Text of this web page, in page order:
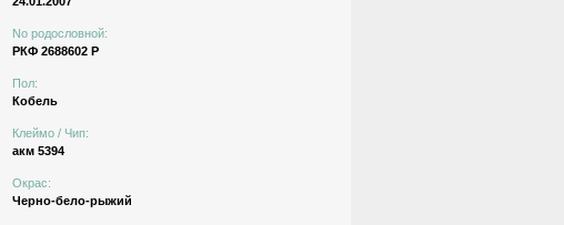
No родословной:
РКФ 2688602 Р
Пол:
Кобель
Клеймо / Чип:
акм 5394
Окрас:
Черно-бело-рыжий